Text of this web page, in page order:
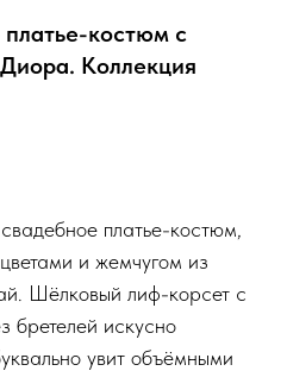
костюм с
Коллекция
платье-костюм,
и жемчугом из
Шёлковый лиф-корсет с
бретелей искусно
увит объёмными